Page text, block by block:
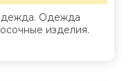
Одежда
изделия.